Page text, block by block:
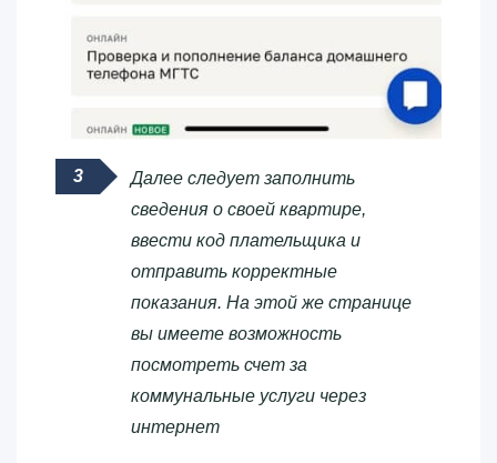
Далее следует заполнить
сведения о своей квартире,
ввести код плательщика и
отправить корректные
показания. На этой же странице
вы имеете возможность
посмотреть счет за
коммунальные услуги через
интернет